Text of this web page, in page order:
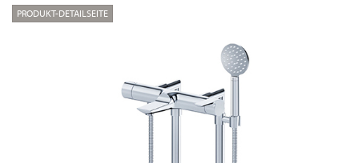
PRODUKT-DETAILSEITE